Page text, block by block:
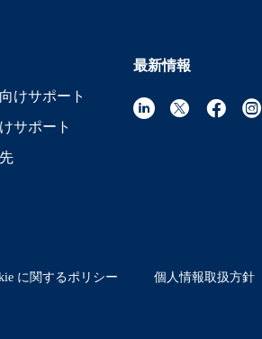
けサポート
サポート
最新情報
に関するポリシー 個人情報取扱方針